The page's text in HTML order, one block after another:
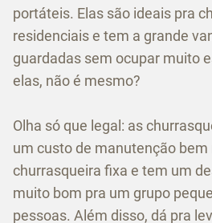
portáteis. Elas são ideais pra
residenciais e tem a grande
guardadas sem ocupar muito
elas, não é mesmo?
Olha só que legal: as
um custo de manutenção
churrasqueira fixa e tem um
muito bom pra um grupo
pessoas. Além disso, dá pra